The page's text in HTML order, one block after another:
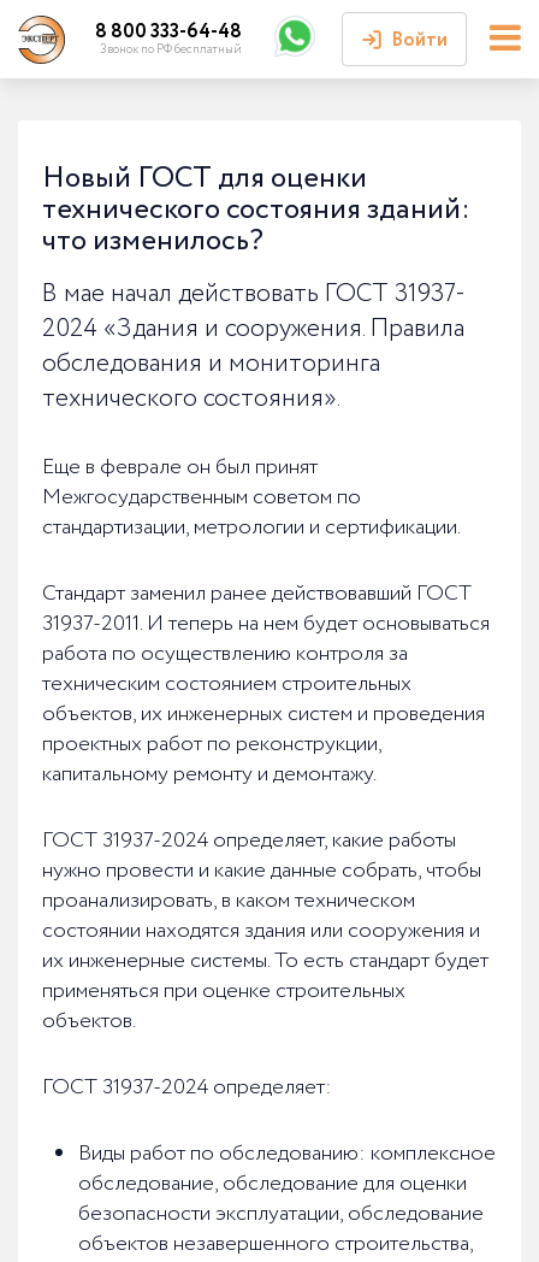
Войти
Личный кабинет
8 800 333-64-48
Звонок по РФ бесплатный
Новый ГОСТ для оценки
технического состояния зданий:
что изменилось?
В мае начал действовать ГОСТ 31937-
2024 «Здания и сооружения. Правила
обследования и мониторинга
технического состояния».
Еще в феврале он был принят
Межгосударственным советом по
стандартизации, метрологии и сертификации.
Стандарт заменил ранее действовавший ГОСТ
31937-2011. И теперь на нем будет основываться
работа по осуществлению контроля за
техническим состоянием строительных
объектов, их инженерных систем и проведения
проектных работ по реконструкции,
капитальному ремонту и демонтажу.
ГОСТ 31937-2024 определяет, какие работы
нужно провести и какие данные собрать, чтобы
проанализировать, в каком техническом
состоянии находятся здания или сооружения и
их инженерные системы. То есть стандарт будет
применяться при оценке строительных
объектов.
ГОСТ 31937-2024 определяет:
Виды работ по обследованию: комплексное
обследование, обследование для оценки
безопасности эксплуатации, обследование
объектов незавершенного строительства,